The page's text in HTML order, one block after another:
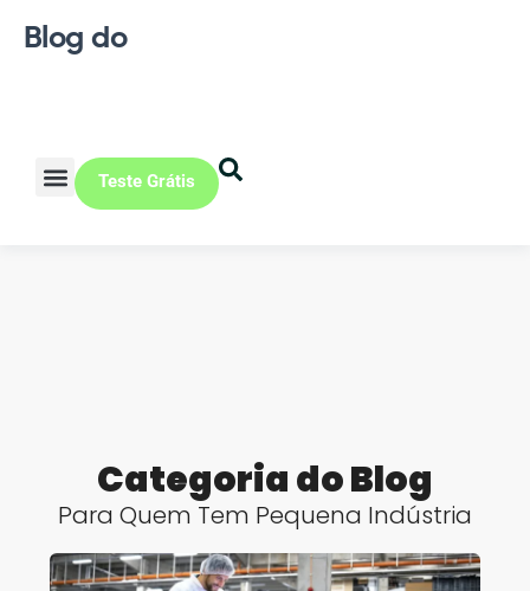
Blog do
Teste Grátis
Categoria do Blog
Para Quem Tem Pequena Indústria